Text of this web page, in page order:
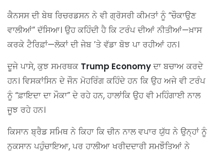
ਕੈਨਸਸ ਦੀ ਬੇਥ ਰਿਚਰਡਸਨ ਨੇ ਵੀ ਗ੍ਰੋਸਰੀ ਕੀਮਤਾਂ ਨੂੰ “ਚੌਕਾਉਣ
ਵਾਲੀਆਂ” ਦੱਸਿਆ। ਉਹ ਕਹਿੰਦੀ ਹੈ ਕਿ ਟਰੰਪ ਦੀਆਂ ਨੀਤੀਆਂ—ਖ਼ਾਸ
ਕਰਕੇ ਟੈਰਿਫ਼ਾਂ—ਲੋਕਾਂ ਦੀ ਜੇਬ ’ਤੇ ਵੱਡਾ ਬੋਝ ਪਾ ਰਹੀਆਂ ਹਨ।
ਦੂਜੇ ਪਾਸੇ, ਕੁਝ ਸਮਰਥਕ Trump Economy ਦਾ ਬਚਾਅ ਕਰਦੇ
ਹਨ। ਵਿਸਕਾਂਸਿਨ ਦੇ ਜੌਨ ਮੋਹਰਿੰਗ ਕਹਿੰਦੇ ਹਨ ਕਿ ਉਹ ਅਜੇ ਵੀ ਟਰੰਪ
ਨੂੰ “ਫ਼ਾਇਦਾ ਦਾ ਮੌਕਾ” ਦੇ ਰਹੇ ਹਨ, ਹਾਲਾਂਕਿ ਉਹ ਵੀ ਮਹਿੰਗਾਈ ਨਾਲ
ਜੂਝ ਰਹੇ ਹਨ।
ਕਿਸਾਨ ਬ੍ਰੈਡ ਸਮਿਥ ਨੇ ਕਿਹਾ ਕਿ ਚੀਨ ਨਾਲ ਵਪਾਰ ਯੁੱਧ ਨੇ ਉਨ੍ਹਾਂ ਨੂੰ
ਨੁਕਸਾਨ ਪਹੁੰਚਾਇਆ, ਪਰ ਹਾਲੀਆ ਖਰੀਦਦਾਰੀ ਸਮਝੌਤਿਆਂ ਨੇ